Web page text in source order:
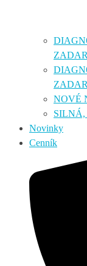
NOVÉ
Novinky
Cenník